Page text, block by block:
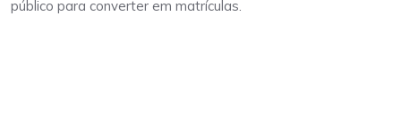
público para converter em matrículas.